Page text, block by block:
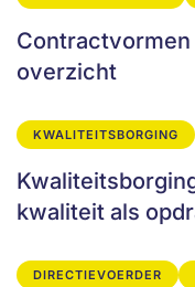
Contractvormen
overzicht
KWALITEITSBORGING
kwaliteit als
DIRECTIEVOERDER